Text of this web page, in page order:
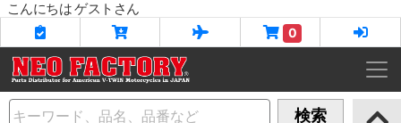
こんにちは ゲストさん
0
Name 検索